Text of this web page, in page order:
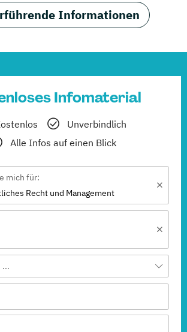
Informationen
Infomaterial
Unverbindlich
Alle Infos auf einen Blick
mich für:
Recht und Management
...